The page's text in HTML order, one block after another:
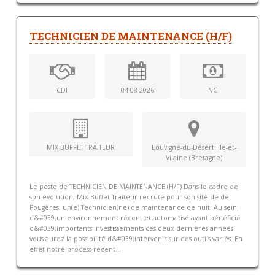
TECHNICIEN DE MAINTENANCE (H/F)
CDI 04-08-2026 NC
MIX BUFFET TRAITEUR
Louvigné-du-Désert Ille-et-
Vilaine (Bretagne)
Le poste de TECHNICIEN DE MAINTENANCE (H/F) Dans le cadre de
son évolution, Mix Buffet Traiteur recrute pour son site de de
Fougères, un(e) Technicien(ne) de maintenance de nuit. Au sein
d&#039;un environnement récent et automatisé ayant bénéficié
d&#039;importants investissements ces deux dernières années
vous aurez la possibilité d&#039;intervenir sur des outils variés. En
effet notre process récent...